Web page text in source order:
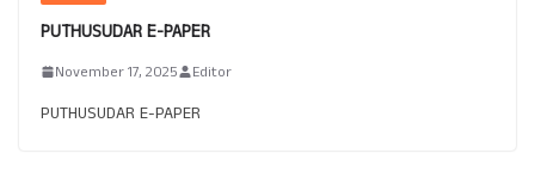
PUTHUSUDAR E-PAPER
November 17, 2025 Editor
PUTHUSUDAR E-PAPER